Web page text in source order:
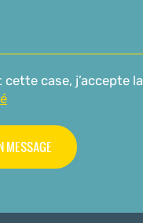
case, j’accepte la